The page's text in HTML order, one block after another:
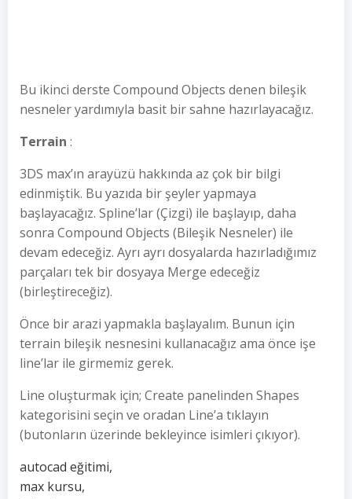
Bu ikinci derste Compound Objects denen bileşik
nesneler yardımıyla basit bir sahne hazırlayacağız.
Terrain :
3DS max’ın arayüzü hakkında az çok bir bilgi
edinmiştik. Bu yazıda bir şeyler yapmaya
başlayacağız. Spline’lar (Çizgi) ile başlayıp, daha
sonra Compound Objects (Bileşik Nesneler) ile
devam edeceğiz. Ayrı ayrı dosyalarda hazırladığımız
parçaları tek bir dosyaya Merge edeceğiz
(birleştireceğiz).
Önce bir arazi yapmakla başlayalım. Bunun için
terrain bileşik nesnesini kullanacağız ama önce işe
line’lar ile girmemiz gerek.
Line oluşturmak için; Create panelinden Shapes
kategorisini seçin ve oradan Line’a tıklayın
(butonların üzerinde bekleyince isimleri çıkıyor).
autocad eğitimi,
max kursu,